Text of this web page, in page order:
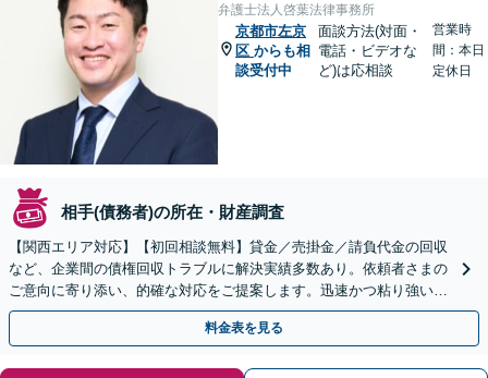
弁護士法人啓葉法律事務所
京都市左京
区 からも相
談受付中
面談方法(対面・
電話・ビデオな
ど)は応相談
営業時
間：本日
定休日
相手(債務者)の所在・財産調査
【関西エリア対応】【初回相談無料】貸金／売掛金／請負代金の回収
など、企業間の債権回収トラブルに解決実績多数あり。依頼者さまの
ご意向に寄り添い、的確な対応をご提案します。迅速かつ粘り強い交
渉で、少しでも回収できるよう尽力します【土日祝対応可】
料金表を見る